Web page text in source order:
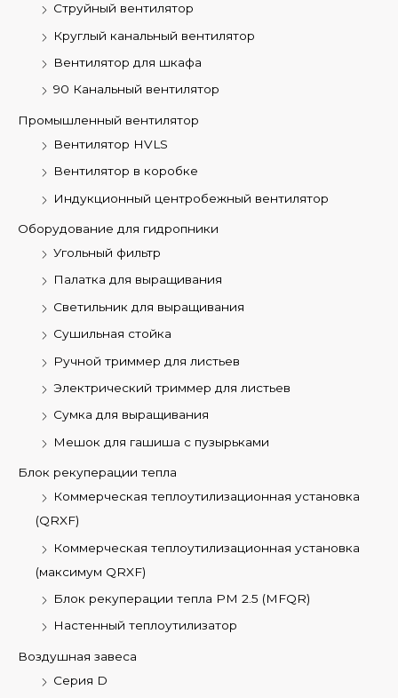
Струйный вентилятор
Круглый канальный вентилятор
Вентилятор для шкафа
90 Канальный вентилятор
Промышленный вентилятор
Вентилятор HVLS
Вентилятор в коробке
Индукционный центробежный вентилятор
Оборудование для гидропники
Угольный фильтр
Палатка для выращивания
Светильник для выращивания
Сушильная стойка
Ручной триммер для листьев
Электрический триммер для листьев
Сумка для выращивания
Мешок для гашиша с пузырьками
Блок рекуперации тепла
Коммерческая теплоутилизационная установка
(QRXF)
Коммерческая теплоутилизационная установка
(максимум QRXF)
Блок рекуперации тепла PM 2.5 (MFQR)
Настенный теплоутилизатор
Воздушная завеса
Серия D